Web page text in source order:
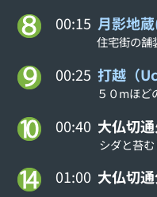
00:15月影地
住宅街の舗
00:25打越（
５０mほど
00:40 大仏切
シダと苔
01:00 大仏切